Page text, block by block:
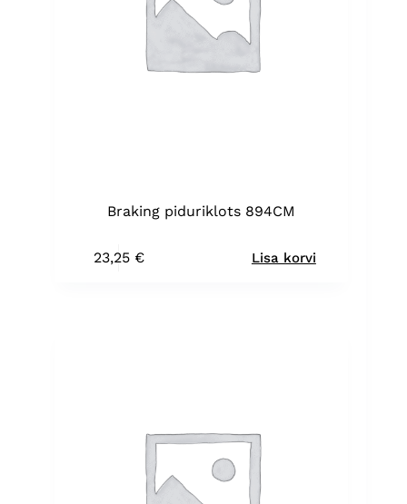
Braking piduriklots 894CM
23,25 € Lisa korvi